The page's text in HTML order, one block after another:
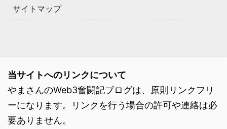
サイトマップ
当サイトへのリンクについて
やまさんのWeb3奮闘記ブログは、原則リンクフリ
ーになります。リンクを行う場合の許可や連絡は必
要ありません。